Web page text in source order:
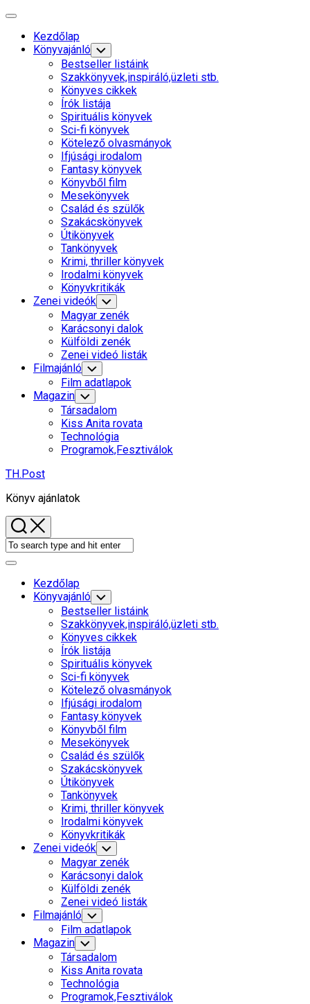
Skip
content
Expand
Kezdőlap
Current
Page
Parent
Könyvajánló Toggle
Child
Menu
Bestseller listáink
Szakkönyvek,inspiráló,üzleti stb.
Könyves cikkek
Írók listája
Spirituális könyvek
Sci-fi könyvek
Kötelező olvasmányok
Ifjúsági irodalom
Fantasy könyvek
Könyvből film
Mesekönyvek
Család és szülők
Szakácskönyvek
Útikönyvek
Tankönyvek
Krimi, thriller könyvek
Current
Page
Parent
Irodalmi könyvek
Könyvkritikák
Zenei videók Toggle
Child
Menu
Magyar zenék
Karácsonyi dalok
Külföldi zenék
Zenei videó listák
Filmajánló Toggle
Child
Menu
Film adatlapok
Magazin Toggle
Child
Menu
Társadalom
Kiss Anita rovata
Technológia
Programok,Fesztiválok
TH.Post
Könyv ajánlatok
Expand
Kezdőlap
Current
Page
Parent
Könyvajánló Toggle
Child
Menu
Bestseller listáink
Szakkönyvek,inspiráló,üzleti stb.
Könyves cikkek
Írók listája
Spirituális könyvek
Sci-fi könyvek
Kötelező olvasmányok
Ifjúsági irodalom
Fantasy könyvek
Könyvből film
Mesekönyvek
Család és szülők
Szakácskönyvek
Útikönyvek
Tankönyvek
Krimi, thriller könyvek
Current
Page
Parent
Irodalmi könyvek
Könyvkritikák
Zenei videók Toggle
Child
Menu
Magyar zenék
Karácsonyi dalok
Külföldi zenék
Zenei videó listák
Filmajánló Toggle
Child
Menu
Film adatlapok
Magazin Toggle
Child
Menu
Társadalom
Kiss Anita rovata
Technológia
Programok,Fesztiválok